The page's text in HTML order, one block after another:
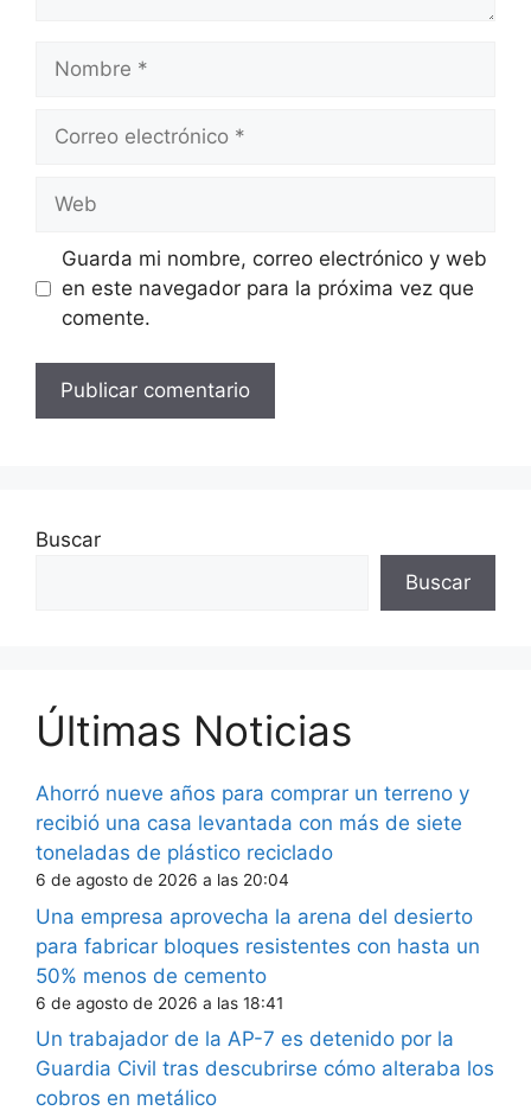
electrónico
Guarda mi nombre, correo electrónico y web
en este navegador para la próxima vez que
comente.
Buscar
Buscar
Últimas Noticias
Ahorró nueve años para comprar un terreno y
recibió una casa levantada con más de siete
toneladas de plástico reciclado
6 de agosto de 2026 a las 20:04
Una empresa aprovecha la arena del desierto
para fabricar bloques resistentes con hasta un
50% menos de cemento
6 de agosto de 2026 a las 18:41
Un trabajador de la AP-7 es detenido por la
Guardia Civil tras descubrirse cómo alteraba los
cobros en metálico